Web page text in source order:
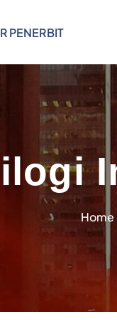
PENERBIT
Home